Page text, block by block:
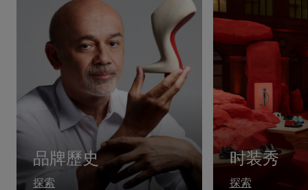
品牌歷史
探索
时装秀
探索